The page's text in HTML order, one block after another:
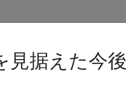
見据えた今